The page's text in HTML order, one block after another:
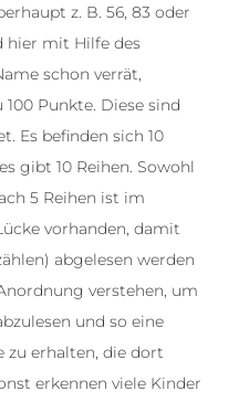
z. B. 56, 83 oder
hier mit Hilfe des
schon verrät,
Punkte. Diese sind
Es befinden sich 10
gibt 10 Reihen. Sowohl
5 Reihen ist im
vorhanden, damit
abgelesen werden
verstehen, um
und so eine
zu erhalten, die dort
erkennen viele Kinder